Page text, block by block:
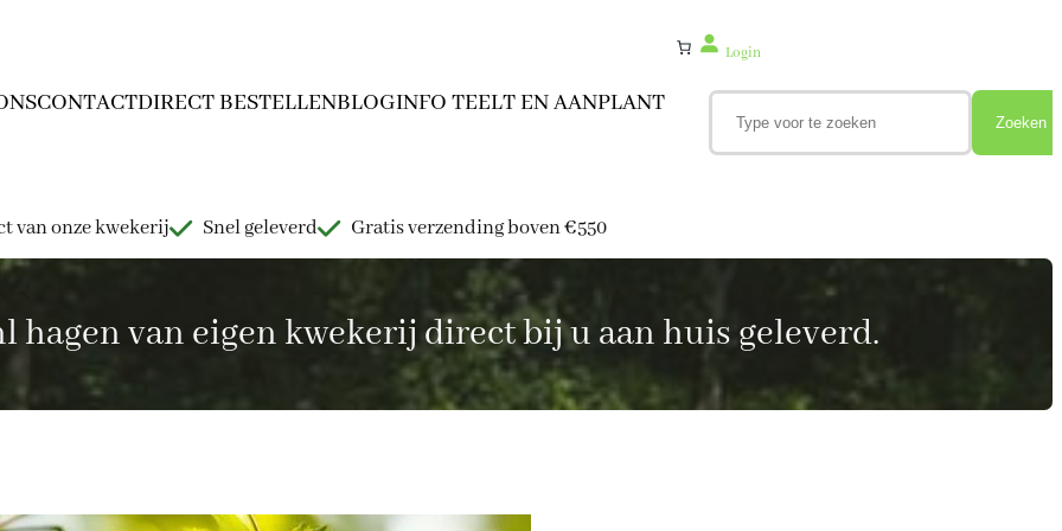
CONTACTDIRECT BESTELLENBLOGINFO TEELT EN AANPLANT
Login
Zoeken
van onze kwekerij Snel geleverd Gratis verzending boven €550
hagen van eigen kwekerij direct bij u aan huis geleverd.